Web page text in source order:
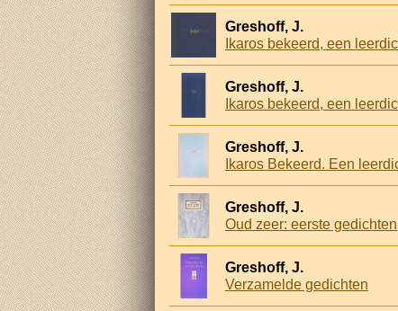
Greshoff, J.
Ikaros bekeerd, een
Greshoff, J.
Ikaros bekeerd, een
Greshoff, J.
Ikaros Bekeerd. Een
Greshoff, J.
Oud zeer: eerste gedichten
Greshoff, J.
Verzamelde gedichten